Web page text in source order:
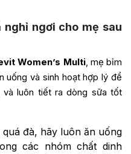
nghỉ ngơi cho mẹ sau
Women’s Multi, mẹ bỉm
uống và sinh hoạt hợp lý để
luôn tiết ra dòng sữa tốt
đà, hãy luôn ăn uống
các nhóm chất dinh